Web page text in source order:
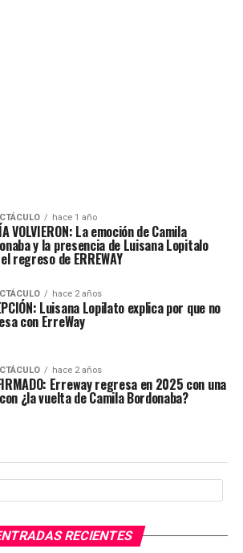
hace 1 año
VOLVIERON: La emoción de Camila
y la presencia de Luisana Lopitalo
regreso de ERREWAY
hace 2 años
Luisana Lopilato explica por que no
con ErreWay
hace 2 años
Erreway regresa en 2025 con una
¿la vuelta de Camila Bordonaba?
RECIENTES